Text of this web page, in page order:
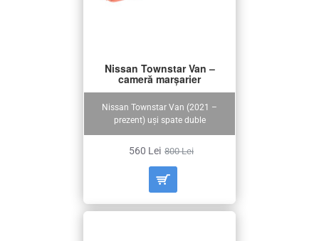
Nissan Townstar Van (2021 –
prezent) uși spate duble
Nissan Townstar Van –
cameră marșarier
560 Lei 800 Lei